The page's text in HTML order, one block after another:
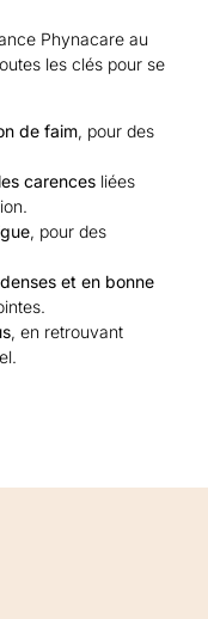
Phynacare au
les clés pour se
de faim, pour des
carencesliées
, pour des
et en bonne
, en retrouvant